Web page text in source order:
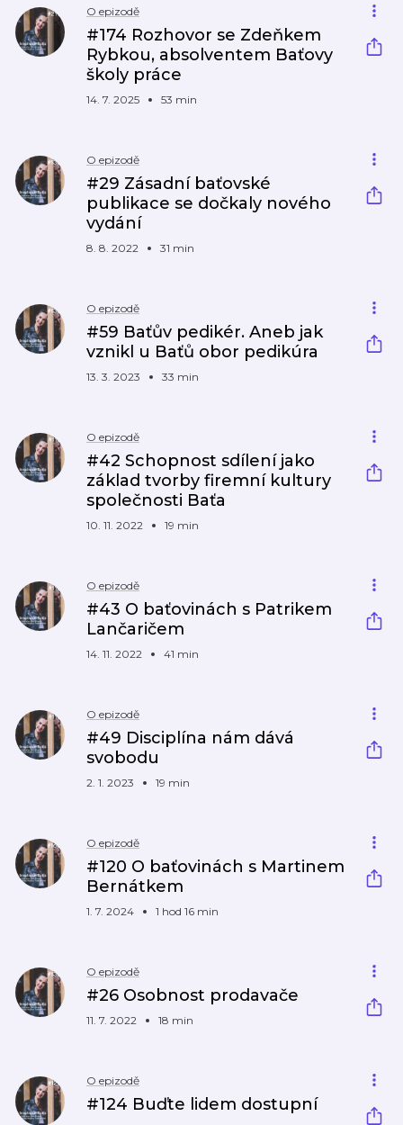
O epizodě
#174 Rozhovor se Zdeňkem
Rybkou, absolventem Baťovy
školy práce
14. 7. 2025 53 min
O epizodě
#29 Zásadní baťovské
publikace se dočkaly nového
vydání
8. 8. 2022 31 min
O epizodě
#59 Baťův pedikér. Aneb jak
vznikl u Baťů obor pedikúra
13. 3. 2023 33 min
O epizodě
#42 Schopnost sdílení jako
základ tvorby firemní kultury
společnosti Baťa
10. 11. 2022 19 min
O epizodě
#43 O baťovinách s Patrikem
Lančaričem
14. 11. 2022 41 min
O epizodě
#49 Disciplína nám dává
svobodu
2. 1. 2023 19 min
O epizodě
#120 O baťovinách s Martinem
Bernátkem
1. 7. 2024 1 hod 16 min
O epizodě
#26 Osobnost prodavače
11. 7. 2022 18 min
O epizodě
#124 Buďte lidem dostupní